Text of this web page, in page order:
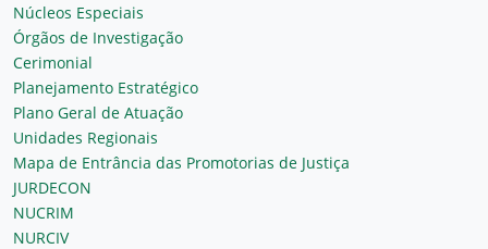
Núcleos Especiais
Órgãos de Investigação
Cerimonial
Planejamento Estratégico
Plano Geral de Atuação
Unidades Regionais
Mapa de Entrância das Promotorias de Justiça
JURDECON
NUCRIM
NURCIV